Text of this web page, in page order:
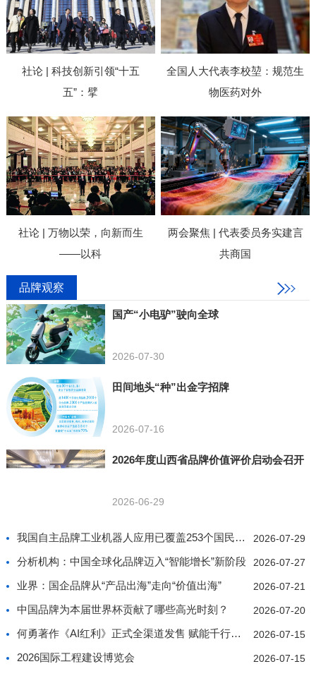
社论 | 科技创新引领“十五
五”：擘
全国人大代表李校堃：规范生
物医药对外
社论 | 万物以荣，向新而生
——以科
两会聚焦 | 代表委员务实建言
共商国
品牌观察
国产“小电驴”驶向全球
2026-07-30
田间地头“种”出金字招牌
2026-07-16
2026年度山西省品牌价值评价启动会召开
2026-06-29
我国自主品牌工业机器人应用已覆盖253个国民经济行业 2026-07-29
分析机构：中国全球化品牌迈入“智能增长”新阶段 2026-07-27
业界：国企品牌从“产品出海”走向“价值出海” 2026-07-21
中国品牌为本届世界杯贡献了哪些高光时刻？ 2026-07-20
何勇著作《AI红利》正式全渠道发售 赋能千行百业价值 2026-07-15
2026国际工程建设博览会 2026-07-15